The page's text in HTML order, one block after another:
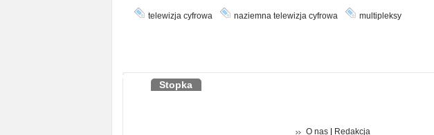
telewizja cyfrowa naziemna telewizja cyfrowa multipleksy
Stopka
O nas| Redakcja